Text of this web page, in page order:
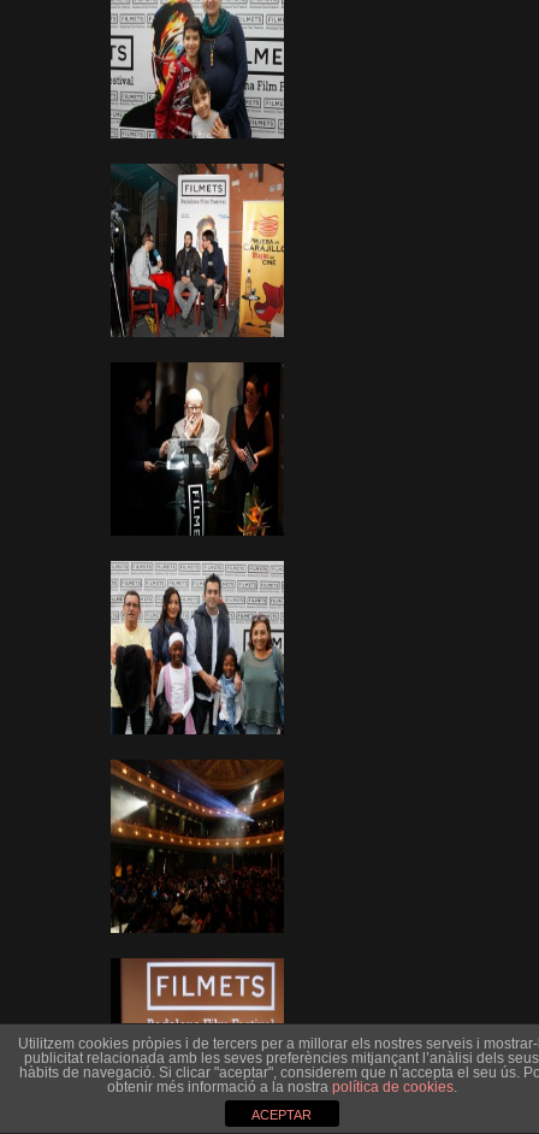
Utilitzem cookies pròpies i de tercers per a millorar els nostres serveis i
publicitat relacionada amb les seves preferències mitjançant l’anàlisi dels seus
hàbits de navegació. Si clicar "aceptar", considerem que n’accepta el seu ús.
obtenir més informació a la nostra política de cookies.
ACEPTAR